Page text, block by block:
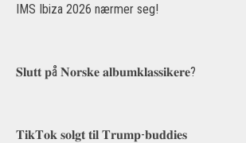
IMS Ibiza 2026 nærmer seg!
𝐒𝐥𝐮𝐭𝐭 𝐩å 𝐍𝐨𝐫𝐬𝐤𝐞 𝐚𝐥𝐛𝐮𝐦𝐤𝐥𝐚𝐬𝐬𝐢𝐤𝐞𝐫𝐞?
𝐓𝐢𝐤𝐓𝐨𝐤 𝐬𝐨𝐥𝐠𝐭 𝐭𝐢𝐥 𝐓𝐫𝐮𝐦𝐩-𝐛𝐮𝐝𝐝𝐢𝐞𝐬